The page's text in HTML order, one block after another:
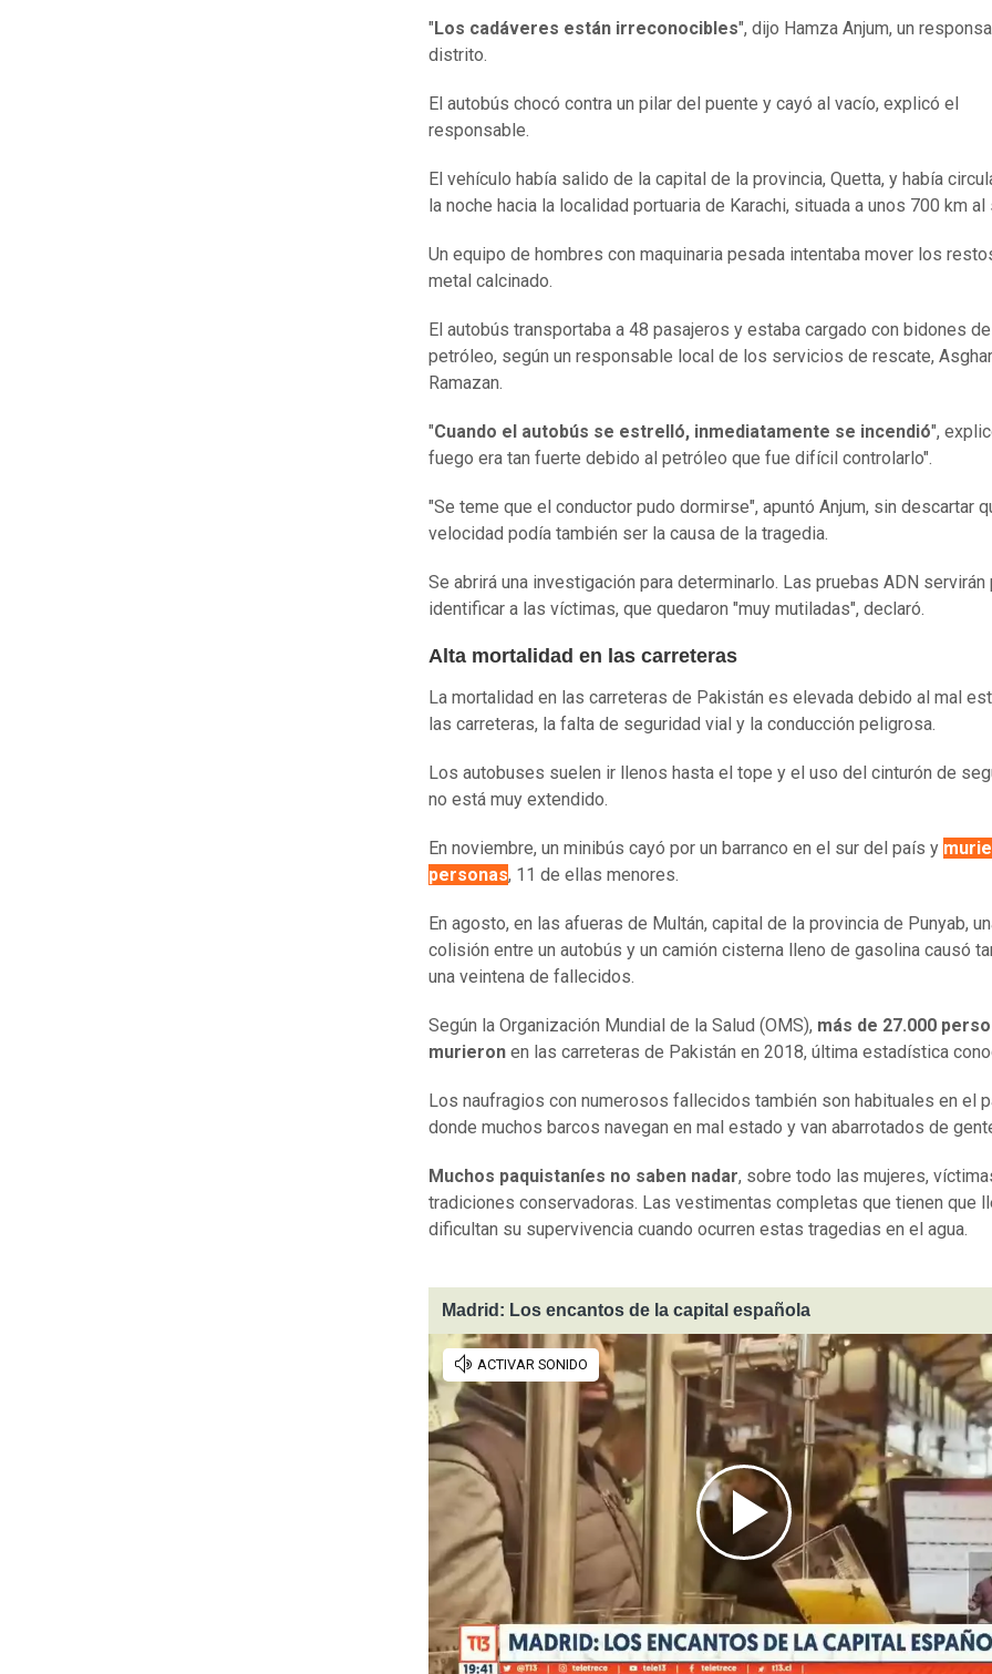
" Los cadáveres están irreconocibles", dijo Hamza Anjum, un
distrito.
El autobús chocó contra un pilar del puente y cayó al vacío, explicó el
responsable.
El vehículo había salido de la capital de la provincia, Quetta, y había
la noche hacia la localidad portuaria de Karachi, situada a unos 700 km al
Un equipo de hombres con maquinaria pesada intentaba mover los
metal calcinado.
El autobús transportaba a 48 pasajeros y estaba cargado con bidones de
petróleo, según un responsable local de los servicios de rescate, Asghar
Ramazan.
"Cuando el autobús se estrelló, inmediatamente se incendió",
fuego era tan fuerte debido al petróleo que fue difícil controlarlo".
"Se teme que el conductor pudo dormirse", apuntó Anjum, sin descartar
velocidad podía también ser la causa de la tragedia.
Se abrirá una investigación para determinarlo. Las pruebas ADN servirán
identificar a las víctimas, que quedaron "muy mutiladas", declaró.
Alta mortalidad en las carreteras
La mortalidad en las carreteras de Pakistán es elevada debido al mal
las carreteras, la falta de seguridad vial y la conducción peligrosa.
Los autobuses suelen ir llenos hasta el tope y el uso del cinturón de
no está muy extendido.
En noviembre, un minibús cayó por un barranco en el sur del país y
personas, 11 de ellas menores.
En agosto, en las afueras de Multán, capital de la provincia de Punyab,
colisión entre un autobús y un camión cisterna lleno de gasolina causó
una veintena de fallecidos.
Según la Organización Mundial de la Salud (OMS), más de 27.000
murieron en las carreteras de Pakistán en 2018, última estadística
Los naufragios con numerosos fallecidos también son habituales en el
donde muchos barcos navegan en mal estado y van abarrotados de
Muchos paquistaníes no saben nadar, sobre todo las mujeres,
tradiciones conservadoras. Las vestimentas completas que tienen que
dificultan su supervivencia cuando ocurren estas tragedias en el agua.
Madrid: Los encantos de la capital española